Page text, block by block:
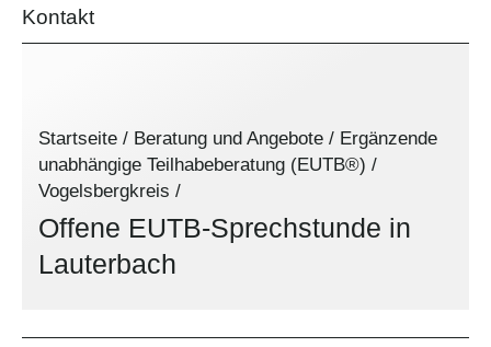
Kontakt
Startseite / Beratung und Angebote / Ergänzende
unabhängige Teilhabeberatung (EUTB®) /
Vogelsbergkreis /
Offene EUTB-Sprechstunde in
Lauterbach